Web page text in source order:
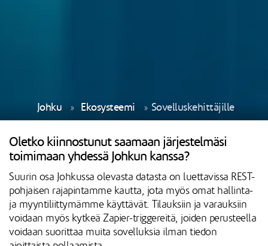
Johku Ekosysteemi Sovelluskehittäjille
Oletko kiinnostunut saamaan järjestelmäsi
toimimaan yhdessä Johkun kanssa?
Suurin osa Johkussa olevasta datasta on luettavissa REST-
pohjaisen rajapintamme kautta, jota myös omat hallinta-
ja myyntiliittymämme käyttävät. Tilauksiin ja varauksiin
voidaan myös kytkeä Zapier-triggereitä, joiden perusteella
voidaan suorittaa muita sovelluksia ilman tiedon